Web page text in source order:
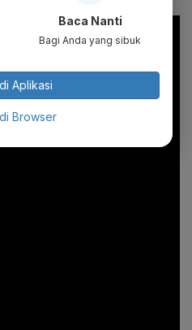
Baca Nanti
Bagi Anda yang sibuk
Aplikasi
Browser